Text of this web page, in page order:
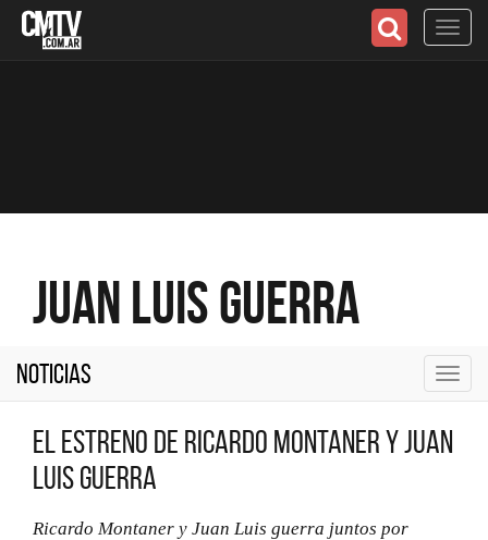
Juan Luis Guerra
Noticias
El estreno de Ricardo Montaner y Juan
Luis Guerra
Ricardo Montaner y Juan Luis guerra juntos por